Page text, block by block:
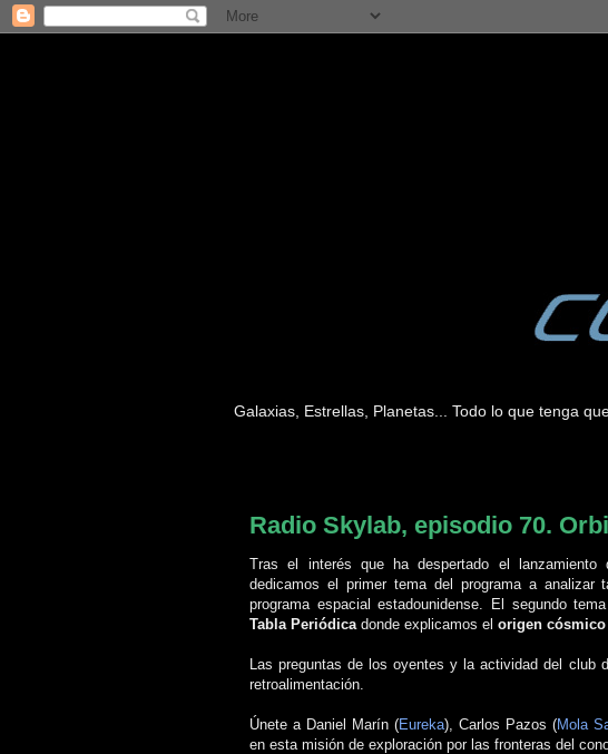
Galaxias, Estrellas, Planetas... Todo lo que tenga
Radio Skylab, episodio 70.
Tras el interés que ha despertado el
dedicamos el primer tema del programa a analizar
programa espacial estadounidense. El segundo
Tabla Periódicadonde explicamos el origen
Las preguntas de los oyentes y la actividad del club
retroalimentación.
Únete a Daniel Marín (Eureka), Carlos Pazos (Mola
en esta misión de exploración por las fronteras del